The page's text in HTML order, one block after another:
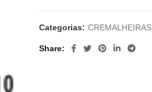
Categorias: CREMALHEIRAS
Share